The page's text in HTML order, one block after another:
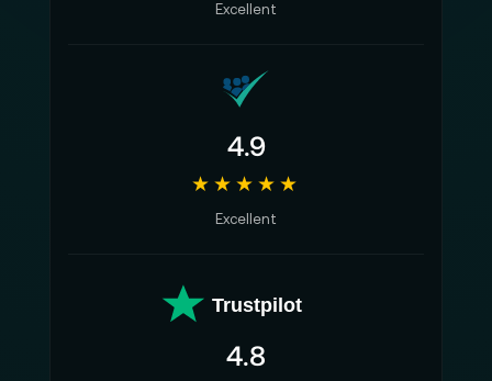
Excellent
4.9
★★★★★
Excellent
Trustpilot
4.8